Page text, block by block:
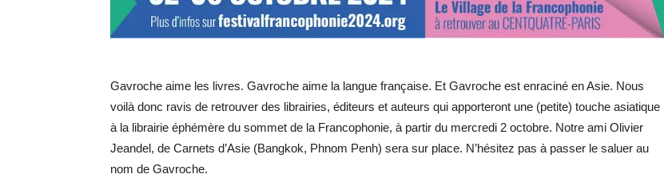
Gavroche aime les livres. Gavroche aime la langue française. Et Gavroche est enraciné en Asie. Nous
voilà donc ravis de retrouver des librairies, éditeurs et auteurs qui apporteront une (petite) touche asiatique
à la librairie éphémère du sommet de la Francophonie, à partir du mercredi 2 octobre. Notre ami Olivier
Jeandel, de Carnets d’Asie (Bangkok, Phnom Penh) sera sur place. N’hésitez pas à passer le saluer au
nom de Gavroche.